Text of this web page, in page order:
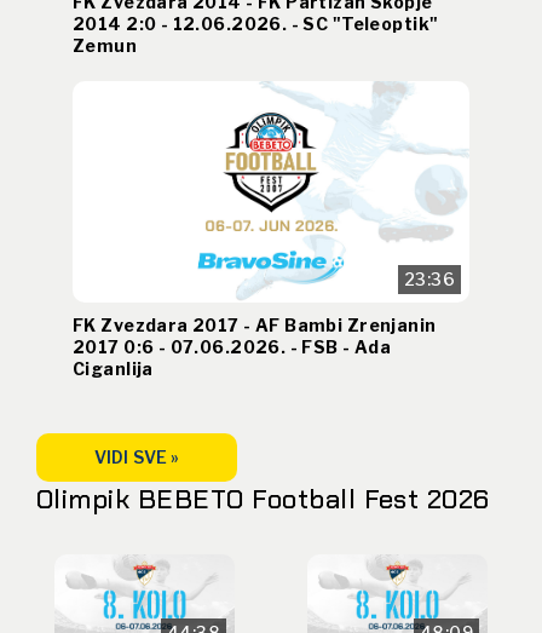
2014 2:0 - 12.06.2026. - SC "Teleoptik"
Zemun
23:36
FK Zvezdara 2017 - AF Bambi Zrenjanin
2017 0:6 - 07.06.2026. - FSB - Ada
Ciganlija
VIDI SVE »
Olimpik BEBETO Football Fest 2026